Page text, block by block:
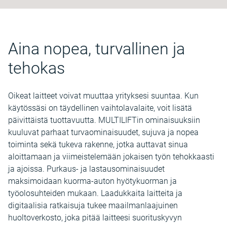
Aina nopea, turvallinen ja
tehokas
Oikeat laitteet voivat muuttaa yrityksesi suuntaa. Kun
käytössäsi on täydellinen vaihtolavalaite, voit lisätä
päivittäistä tuottavuutta. MULTILIFTin ominaisuuksiin
kuuluvat parhaat turvaominaisuudet, sujuva ja nopea
toiminta sekä tukeva rakenne, jotka auttavat sinua
aloittamaan ja viimeistelemään jokaisen työn tehokkaasti
ja ajoissa. Purkaus- ja lastausominaisuudet
maksimoidaan kuorma-auton hyötykuorman ja
työolosuhteiden mukaan. Laadukkaita laitteita ja
digitaalisia ratkaisuja tukee maailmanlaajuinen
huoltoverkosto, joka pitää laitteesi suorituskyvyn